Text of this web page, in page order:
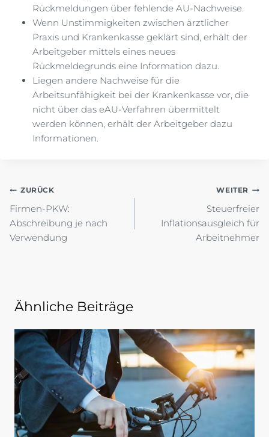
Rückmeldungen über fehlende AU-Nachweise.
Wenn Unstimmigkeiten zwischen ärztlicher
Praxis und Krankenkasse geklärt sind, erhält der
Arbeitgeber mittels eines neues
Rückmeldegrunds eine Information dazu.
Liegen andere Nachweise für die
Arbeitsunfähigkeit bei der Krankenkasse vor, die
nicht über das eAU-Verfahren übermittelt
werden können, erhält der Arbeitgeber dazu
Informationen.
Beitragsnavigation
ZURÜCK
Firmen-PKW:
Abschreibung je nach
Verwendung
WEITER
Steuerfreier
Inflationsausgleich für
Arbeitnehmer
Ähnliche Beiträge